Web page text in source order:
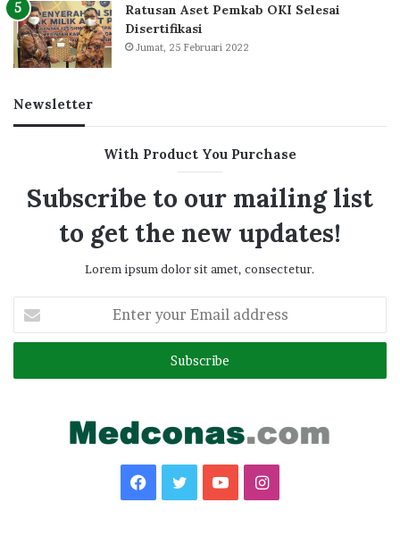
Ratusan Aset Pemkab OKI Selesai
Disertifikasi
Jumat, 25 Februari 2022
Newsletter
With Product You Purchase
Subscribe to our mailing list
to get the new updates!
Lorem ipsum dolor sit amet, consectetur.
your
Email
Facebook
TwitterYouTubeInstagram